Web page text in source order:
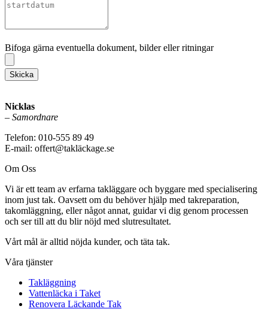
Bifoga gärna eventuella dokument, bilder eller ritningar
Skicka
Nicklas
– Samordnare
Telefon: 010-555 89 49
E-mail: offert@takläckage.se
Om Oss
Vi är ett team av erfarna takläggare och byggare med specialisering
inom just tak. Oavsett om du behöver hjälp med takreparation,
takomläggning, eller något annat, guidar vi dig genom processen
och ser till att du blir nöjd med slutresultatet.
Vårt mål är alltid nöjda kunder, och täta tak.
Våra tjänster
Takläggning
Vattenläcka i Taket
Renovera Läckande Tak